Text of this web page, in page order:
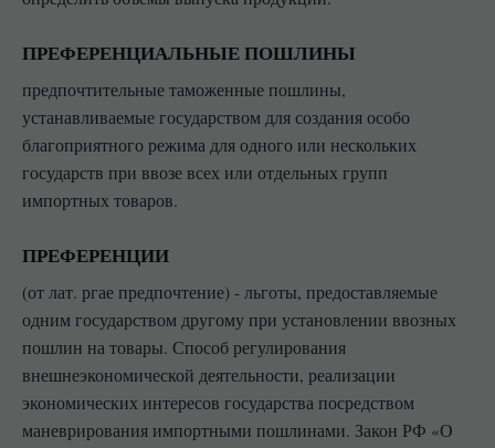
ПРЕФЕРЕНЦИАЛЬНЫЕ ПОШЛИНЫ
предпочтительные таможенные пошлины,
устанавливаемые государством для создания особо
благоприятного режима для одного или нескольких
государств при ввозе всех или отдельных групп
импортных товаров.
ПРЕФЕРЕНЦИИ
(от лат. ргае предпочтение) - льготы, предоставляемые
одним государством другому при установлении ввозных
пошлин на товары. Способ регулирования
внешнеэкономической деятельности, реализации
экономических интересов государства посредством
маневрирования импортными пошлинами. Закон РФ «О